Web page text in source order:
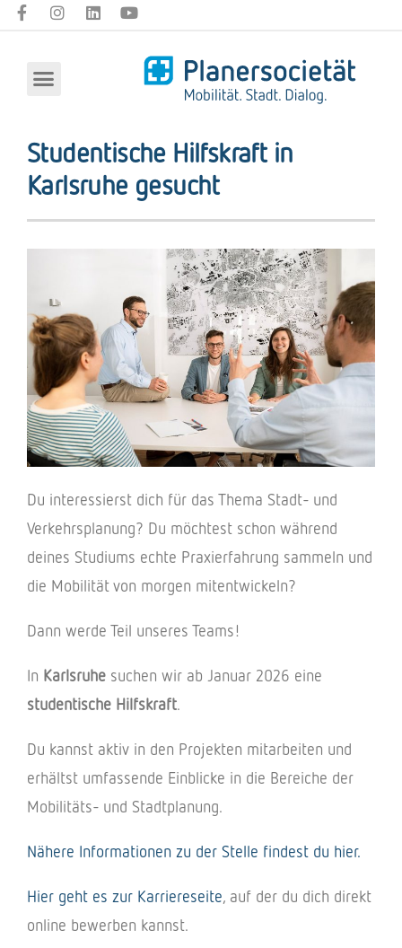
Studentische Hilfskraft in
Karlsruhe gesucht
Du interessierst dich für das Thema Stadt- und
Verkehrsplanung? Du möchtest schon während
deines Studiums echte Praxierfahrung sammeln und
die Mobilität von morgen mitentwickeln?
Dann werde Teil unseres Teams!
In Karlsruhe suchen wir ab Januar 2026 eine
studentische Hilfskraft.
Du kannst aktiv in den Projekten mitarbeiten und
erhältst umfassende Einblicke in die Bereiche der
Mobilitäts- und Stadtplanung.
Nähere Informationen zu der Stelle findest du hier.
Hier geht es zur Karriereseite, auf der du dich direkt
online bewerben kannst.